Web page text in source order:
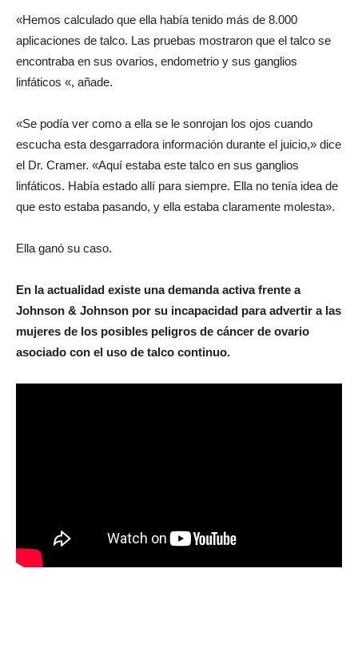
«Hemos calculado que ella había tenido más de 8.000
aplicaciones de talco. Las pruebas mostraron que el talco se
encontraba en sus ovarios, endometrio y sus ganglios
linfáticos «, añade.
«Se podía ver como a ella se le sonrojan los ojos cuando
escucha esta desgarradora información durante el juicio,» dice
el Dr. Cramer. «Aquí estaba este talco en sus ganglios
linfáticos. Había estado allí para siempre. Ella no tenía idea de
que esto estaba pasando, y ella estaba claramente molesta».
Ella ganó su caso.
En la actualidad existe una demanda activa frente a
Johnson & Johnson por su incapacidad para advertir a las
mujeres de los posibles peligros de cáncer de ovario
asociado con el uso de talco continuo.